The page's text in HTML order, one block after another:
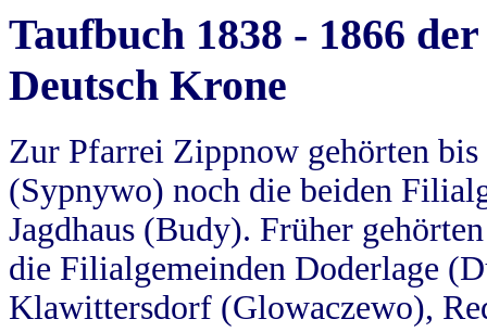
Taufbuch 1838 - 1866
Deutsch Krone
Zur Pfarrei Zippnow gehörten
(Sypnywo) noch die beiden
Jagdhaus (Budy). Früher
die Filialgemeinden Doderlage
Klawittersdorf (Glowaczewo),